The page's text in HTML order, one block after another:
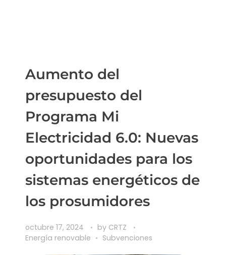
Aumento del
presupuesto del
Programa Mi
Electricidad 6.0: Nuevas
oportunidades para los
sistemas energéticos de
los prosumidores
octubre 17, 2024 by CRTZ
Energía renovable
Subvenciones